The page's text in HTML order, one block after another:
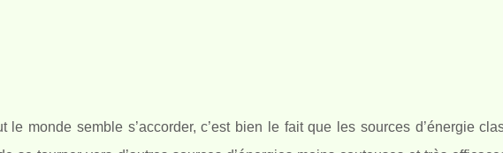
le monde semble s’accorder, c’est bien le fait que les sources d’énergie